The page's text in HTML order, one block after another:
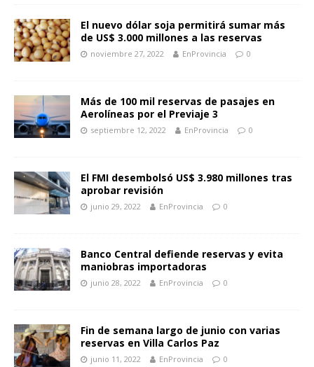
El nuevo dólar soja permitirá sumar más
de US$ 3.000 millones a las reservas
noviembre 27, 2022 EnProvincia 0
Más de 100 mil reservas de pasajes en
Aerolíneas por el Previaje 3
septiembre 12, 2022 EnProvincia 0
El FMI desembolsó US$ 3.980 millones tras
aprobar revisión
junio 29, 2022 EnProvincia 0
Banco Central defiende reservas y evita
maniobras importadoras
junio 28, 2022 EnProvincia 0
Fin de semana largo de junio con varias
reservas en Villa Carlos Paz
junio 11, 2022 EnProvincia 0